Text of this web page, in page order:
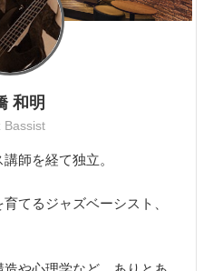
和明
Bassist
師を経て独立。
てるジャズベーシスト、